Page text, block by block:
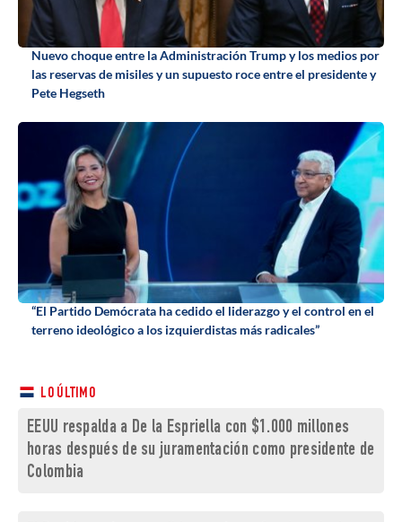
Nuevo choque entre la Administración Trump y los medios por
las reservas de misiles y un supuesto roce entre el presidente y
Pete Hegseth
“El Partido Demócrata ha cedido el liderazgo y el control en el
terreno ideológico a los izquierdistas más radicales”
LO ÚLTIMO
EEUU respalda a De la Espriella con $1.000 millones
horas después de su juramentación como presidente de
Colombia